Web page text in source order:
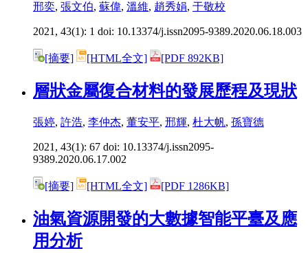
邢奕, 張文伯, 蘇偉, 溫維, 趙秀娟, 于敬校
2021, 43(1): 1 doi: 10.13374/j.issn2095-9389.2020.06.18.003
[摘要] [HTML全文] [PDF 892KB]
層狀金屬復合材料的發展歷程及現狀
張婷, 許浩, 李仲杰, 董安平, 邢輝, 杜大帆, 孫寶德
2021, 43(1): 67 doi: 10.13374/j.issn2095-
9389.2020.06.17.002
[摘要] [HTML全文] [PDF 1286KB]
油氣資源開發的大數據智能平臺及應
用分析